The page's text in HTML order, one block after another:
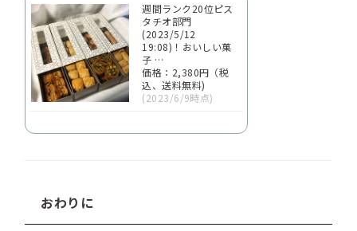
週間ランク20位ピス
タチオ部門
(2023/5/12
19:08)！おいしい菓
子 …
価格：2,380円（税
込、送料無料)
(2023/6/9時点)
おわりに